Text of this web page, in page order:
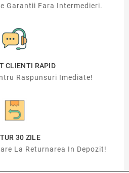
Garantii Fara Intermedieri.
CLIENTI RAPID
Raspunsuri Imediate!
30 ZILE
La Returnarea In Depozit!